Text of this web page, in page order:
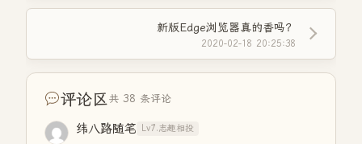
新版Edge浏览器真的香吗？
2020-02-18 20:25:38
评论区 共 38 条评论
纬八路随笔 Lv7.志趣相投